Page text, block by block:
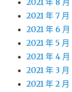
2021 年 8 月
2021 年 7 月
2021 年 6 月
2021 年 5 月
2021 年 4 月
2021 年 3 月
2021 年 2 月